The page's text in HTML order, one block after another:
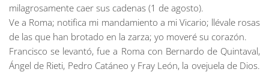
milagrosamente caer sus cadenas (1 de agosto).
Ve a Roma; notifica mi mandamiento a mi Vicario; llévale rosas
de las que han brotado en la zarza; yo moveré su corazón.
Francisco se levantó, fue a Roma con Bernardo de Quintaval,
Ángel de Rieti, Pedro Catáneo y Fray León, la ovejuela de Dios.